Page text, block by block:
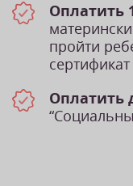
Оплатить
пройти
сертификат
Оплатить